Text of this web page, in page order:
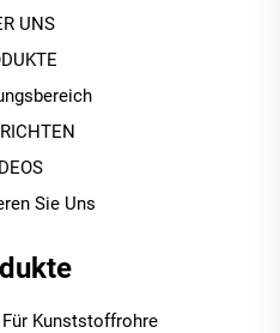
UNS
Sie Uns
Kunststoffrohre